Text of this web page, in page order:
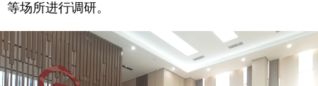
等场所进行调研。